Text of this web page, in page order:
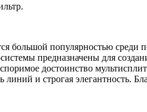
большой популярностью среди
предназначены для
достоинство
и строгая элегантность.